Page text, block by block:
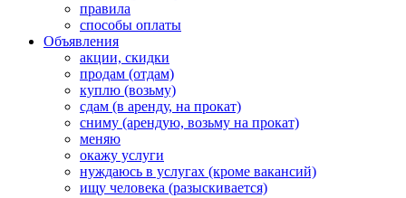
правила
способы оплаты
Объявления
акции, скидки
продам (отдам)
куплю (возьму)
сдам (в аренду, на прокат)
сниму (арендую, возьму на прокат)
меняю
окажу услуги
нуждаюсь в услугах (кроме вакансий)
ищу человека (разыскивается)